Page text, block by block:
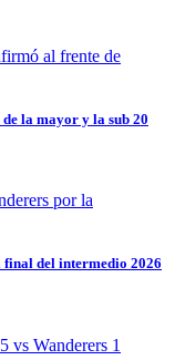
la mayor y la sub 20
del intermedio 2026